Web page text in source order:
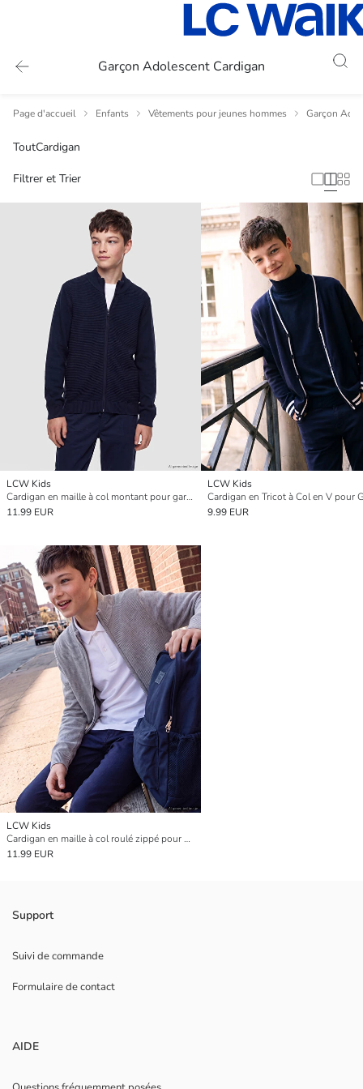
Garçon Adolescent Cardigan
Page d'accueil Enfants Vêtements pour jeunes hommes Garçon
ToutCardigan
Filtrer et Trier
LCW Kids
Cardigan en maille à col montant pour garçon
11.99 EUR
LCW Kids
Cardigan en Tricot à Col en V pour
9.99 EUR
LCW Kids
Cardigan en maille à col roulé zippé pour garçon
11.99 EUR
Support
Suivi de commande
Formulaire de contact
AIDE